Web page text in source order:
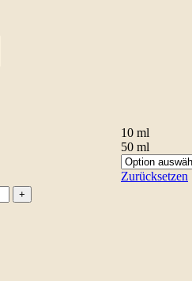
10 ml
50 ml
Zurücksetzen
+